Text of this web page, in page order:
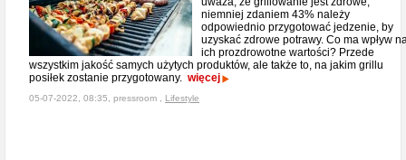
niemniej zdaniem 43% należy
odpowiednio przygotować jedzenie, by
uzyskać zdrowe potrawy. Co ma wpływ
ich prozdrowotne wartości? Przede
wszystkim jakość samych użytych produktów, ale także to, na jakim grillu
posiłek zostanie przygotowany. więcej
05-07-2022, 08:35, pressroom , Lifestyle